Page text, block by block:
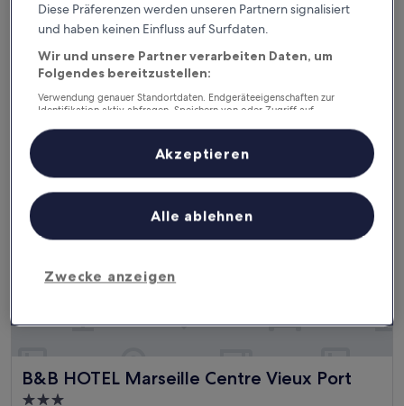
3.0-
Sterne-
Unterkunft
2. Arrondissement
8.0
von
Sehr
gut,
(1.015
Bewertungen)
8,0/10 Sehr gut (1.015 Bewertungen)
94 €
inkl. Steuern & Gebühren
30. Aug.–31. Aug.
B&B HOTEL Marseille Centre Vieux Port
B&B HOTEL Marseille Centre Vieux Port
3.0-
B&B HOTEL Marseille Centre Vieux Port
Diese Präferenzen werden unseren Partnern signalisiert
und haben keinen Einfluss auf Surfdaten.
Wir und unsere Partner verarbeiten Daten, um
Folgendes bereitzustellen:
Verwendung genauer Standortdaten. Endgeräteeigenschaften zur
Identifikation aktiv abfragen. Speichern von oder Zugriff auf
Inhalte, Messung von Werbeleistung und der Performance von Inhalten,
Zielgruppenforschung sowie Entwicklung und Verbesserung von
Liste der Partner (Lieferanten)
Zwecke anzeigen
Alle ablehnen
Akzeptieren